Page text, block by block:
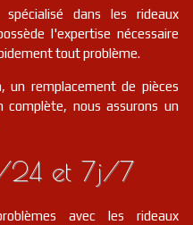
dans les rideaux
l'expertise nécessaire
tout problème.
un remplacement de pièces
complète, nous assurons un
24 et 7j/7
avec les rideaux